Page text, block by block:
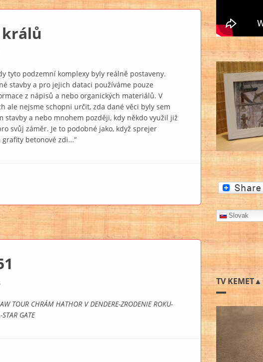
králů
tyto podzemní komplexy byly reálně postaveny.
stavby a pro jejich dataci používáme pouze
z nápisů a nebo organických materiálů. V
ale nejsme schopni určit, zda dané věci byly sem
stavby a nebo mnohem později, kdy někdo využil již
svůj záměr. Je to podobné jako, když sprejer
betonové zdi...”
TOUR CHRÁM HATHOR V DENDERE-ZRODENIE ROKU-
GATE
Slovak
TV